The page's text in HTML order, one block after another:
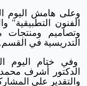
وعلى هامش اليوم
الفنون
وتصاميم ومنتجات
التدريسية في القسم.
وفي ختام اليوم
الدكتور أشرف
والتقدير على